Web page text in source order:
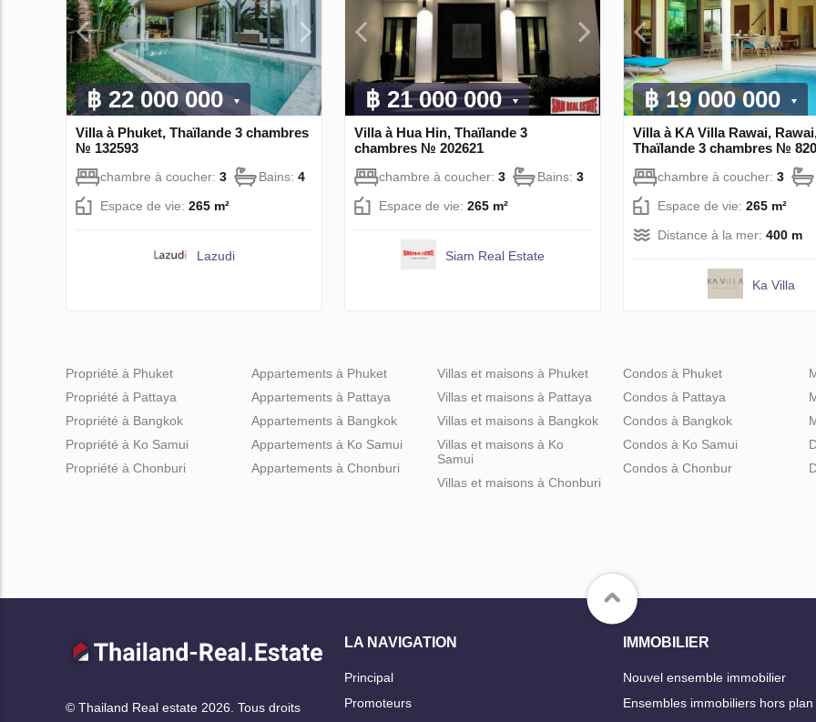
฿ 22 000 000
Villa à Phuket, Thaïlande 3 chambres
№ 132593
chambre à coucher: 3 Bains: 4
Espace de vie: 265 m²
Lazudi
฿ 21 000 000
Villa à Hua Hin, Thaïlande 3
chambres № 202621
chambre à coucher: 3 Bains: 3
Espace de vie: 265 m²
Siam Real Estate
฿ 19 000 000
Villa à KA Villa Rawai,
Thaïlande 3 chambres №
chambre à coucher: 3
Espace de vie: 265 m²
Distance à la mer: 400 m
Ka Villa
Propriété à Phuket
Propriété à Pattaya
Propriété à Bangkok
Propriété à Ko Samui
Propriété à Chonburi
Appartements à Phuket
Appartements à Pattaya
Appartements à Bangkok
Appartements à Ko Samui
Appartements à Chonburi
Villas et maisons à Phuket
Villas et maisons à Pattaya
Villas et maisons à Bangkok
Villas et maisons à Ko
Samui
Villas et maisons à Chonburi
Condos à Phuket
Condos à Pattaya
Condos à Bangkok
Condos à Ko Samui
Condos à Chonbur
© Thailand Real estate 2026. Tous droits
LA NAVIGATION
Principal
Promoteurs
IMMOBILIER
Nouvel ensemble immobilier
Ensembles immobiliers hors plan